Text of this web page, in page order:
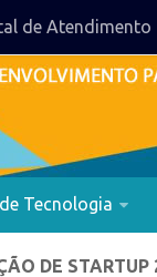
de Atendimento
Tecnologia
DE STARTUP